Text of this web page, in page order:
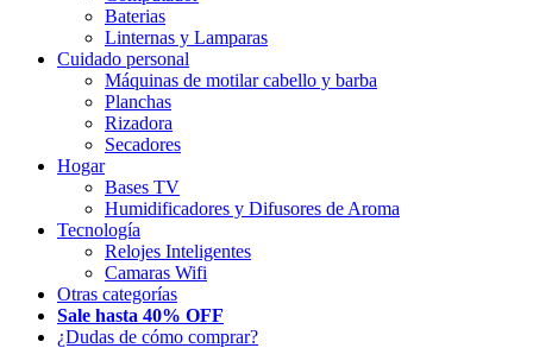
Baterias
Linternas y Lamparas
Cuidado personal
Máquinas de motilar cabello y barba
Planchas
Rizadora
Secadores
Hogar
Bases TV
Humidificadores y Difusores de Aroma
Tecnología
Relojes Inteligentes
Camaras Wifi
Otras categorías
Sale hasta 40% OFF
¿Dudas de cómo comprar?